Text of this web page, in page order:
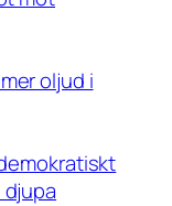
oljud i
djupa